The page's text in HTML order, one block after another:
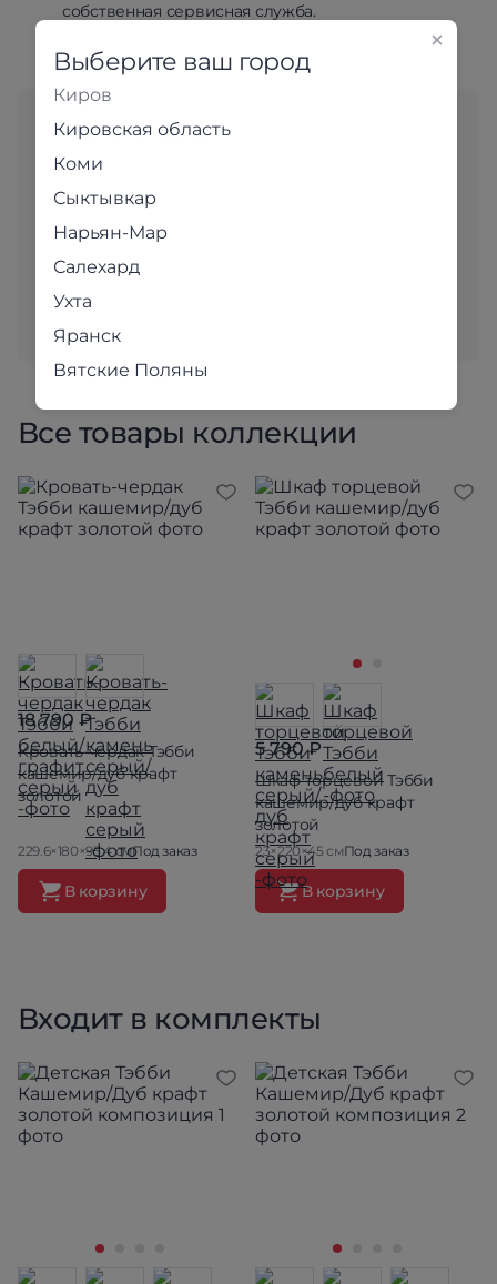
собственная сервисная служба.
Любите выбирать мебель
«вживую»?
Адреса магазинов
В наших уютных магазинах для вас с большим
вниманием подобраны самые популярные модели.
Приходите и убедитесь в качестве наших товаров
Все товары коллекции
18 790 ₽
Кровать-чердак Тэбби
кашемир/дуб крафт
золотой
229.6×180×95.4 смПод заказ
В корзину
5 790 ₽
Шкаф торцевой Тэбби
кашемир/дуб крафт
золотой
23×220×45 смПод заказ
В корзину
Входит в комплекты
Выберите ваш город
Киров
Кировская область
Коми
Сыктывкар
Нарьян-Мар
Салехард
Ухта
Яранск
Вятские Поляны